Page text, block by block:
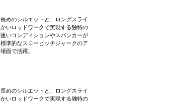
めのシルエットと、ロングスライ
いロッドワークで実現する独特の
いコンディションやスパンカーが
準的なスローピッチジャークのア
面で活躍。
めのシルエットと、ロングスライ
いロッドワークで実現する独特の